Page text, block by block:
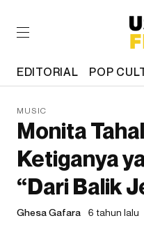
EDITORIAL POP
MUSIC
Monita
Ketiganya
“Dari Balik
Ghesa Gafara 6 tahun lalu